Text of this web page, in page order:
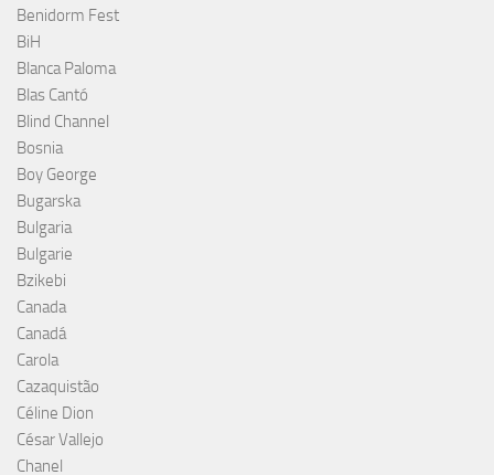
Benidorm Fest
BiH
Blanca Paloma
Blas Cantó
Blind Channel
Bosnia
Boy George
Bugarska
Bulgaria
Bulgarie
Bzikebi
Canada
Canadá
Carola
Cazaquistão
Céline Dion
César Vallejo
Chanel